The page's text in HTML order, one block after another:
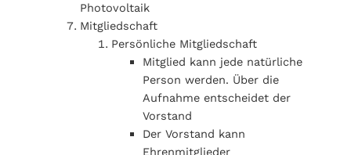
Photovoltaik
Mitgliedschaft
Persönliche Mitgliedschaft
Mitglied kann jede natürliche
Person werden. Über die
Aufnahme entscheidet der
Vorstand
Der Vorstand kann
Ehrenmitglieder